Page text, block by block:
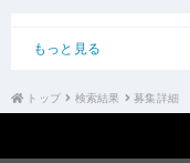
もっと見る
トップ 検索結果 募集詳細